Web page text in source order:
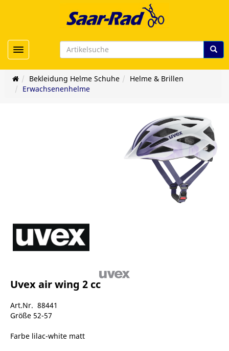
Toggle navigation
Bekleidung Helme Schuhe
Helme & Brillen
Erwachsenenhelme
Uvex air wing 2 cc
Art.Nr. 88441
Größe 52-57
Farbe lilac-white matt